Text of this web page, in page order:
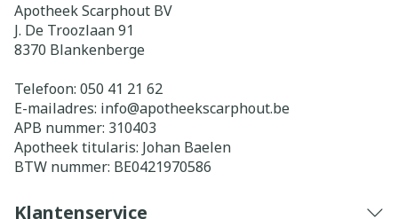
Apotheek Scarphout BV
J. De Troozlaan 91
8370 Blankenberge
Telefoon: 050 41 21 62
E-mailadres: info@apotheekscarphout.be
APB nummer: 310403
Apotheek titularis: Johan Baelen
BTW nummer: BE0421970586
Klantenservice